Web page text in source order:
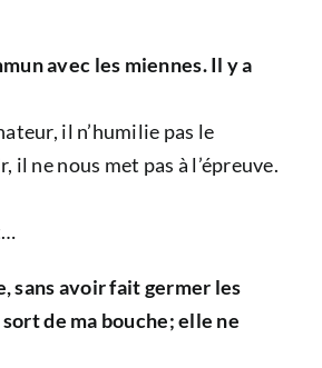
avec les miennes. Il y a
il n’humilie pas le
il ne nous met pas à l’épreuve.
sans avoir fait germer les
de ma bouche; elle ne